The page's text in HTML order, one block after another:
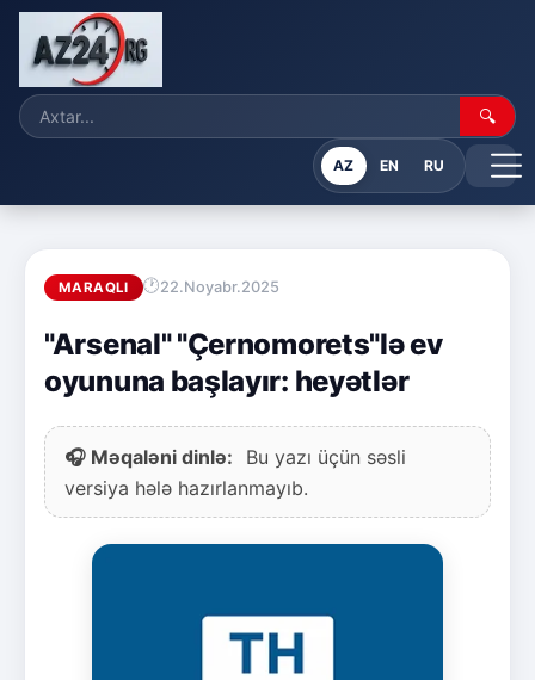
🔍
AZ EN RU
MARAQLI 22.Noyabr.2025
"Arsenal" "Çernomorets"lə ev
oyununa başlayır: heyətlər
🎧 Məqaləni dinlə:
Bu yazı üçün səsli
versiya hələ hazırlanmayıb.